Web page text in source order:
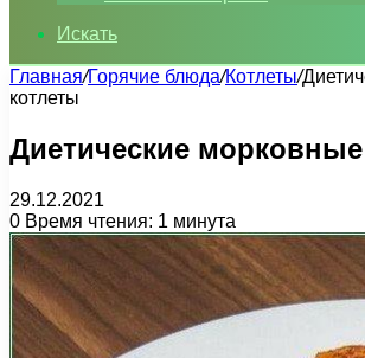
Искать
Главная/Горячие блюда/Котлеты/
котлеты
Диетические
29.12.2021
0 Время чтения: 1 минута